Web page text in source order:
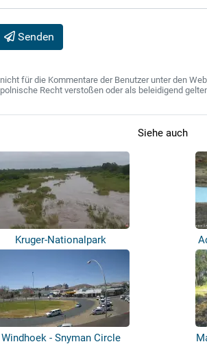
Senden
für die Kommentare der Benutzer unter den
Recht verstoßen oder als beleidigend
Siehe auch
Kruger-Nationalpark
Windhoek - Snyman Circle